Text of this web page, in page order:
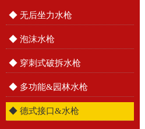
◆ 无后坐力水枪
◆ 泡沫水枪
◆ 穿刺式破拆水枪
◆ 多功能&园林水枪
◆ 德式接口&水枪